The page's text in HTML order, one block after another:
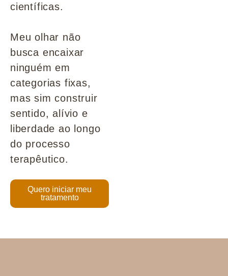
científicas.
Meu olhar não
busca encaixar
ninguém em
categorias fixas,
mas sim construir
sentido, alívio e
liberdade ao longo
do processo
terapêutico.
Quero iniciar meu
tratamento